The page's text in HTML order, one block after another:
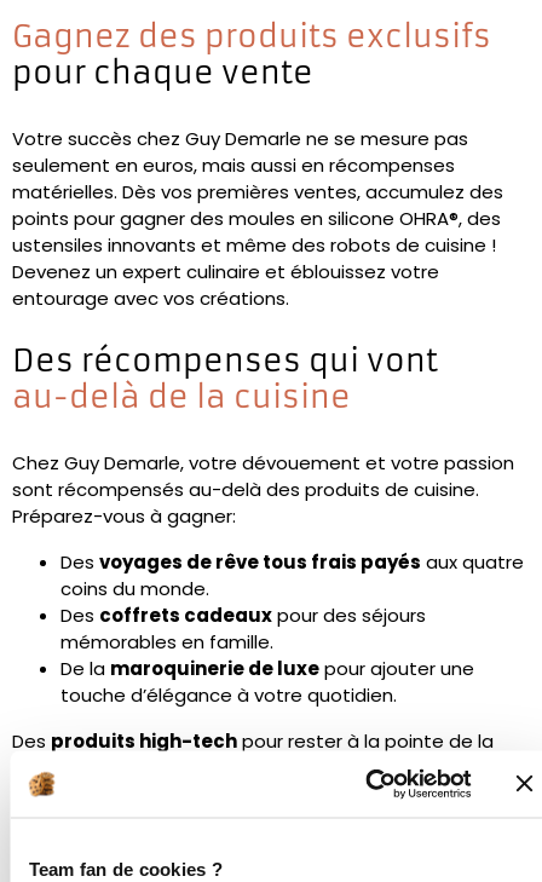
Gagnez des produits exclusifs
pour chaque vente
Votre succès chez Guy Demarle ne se mesure pas
seulement en euros, mais aussi en récompenses
matérielles. Dès vos premières ventes, accumulez des
points pour gagner des moules en silicone OHRA®, des
ustensiles innovants et même des robots de cuisine !
Devenez un expert culinaire et éblouissez votre
entourage avec vos créations.
Des récompenses qui vont
au-delà de la cuisine
Chez Guy Demarle, votre dévouement et votre passion
sont récompensés au-delà des produits de cuisine.
Préparez-vous à gagner:
Des voyages de rêve tous frais payés aux quatre
coins du monde.
Des coffrets cadeauxpour des séjours
mémorables en famille.
De la maroquinerie de luxepour ajouter une
touche d’élégance à votre quotidien.
Des produits high-techpour rester à la pointe de la
technologie.